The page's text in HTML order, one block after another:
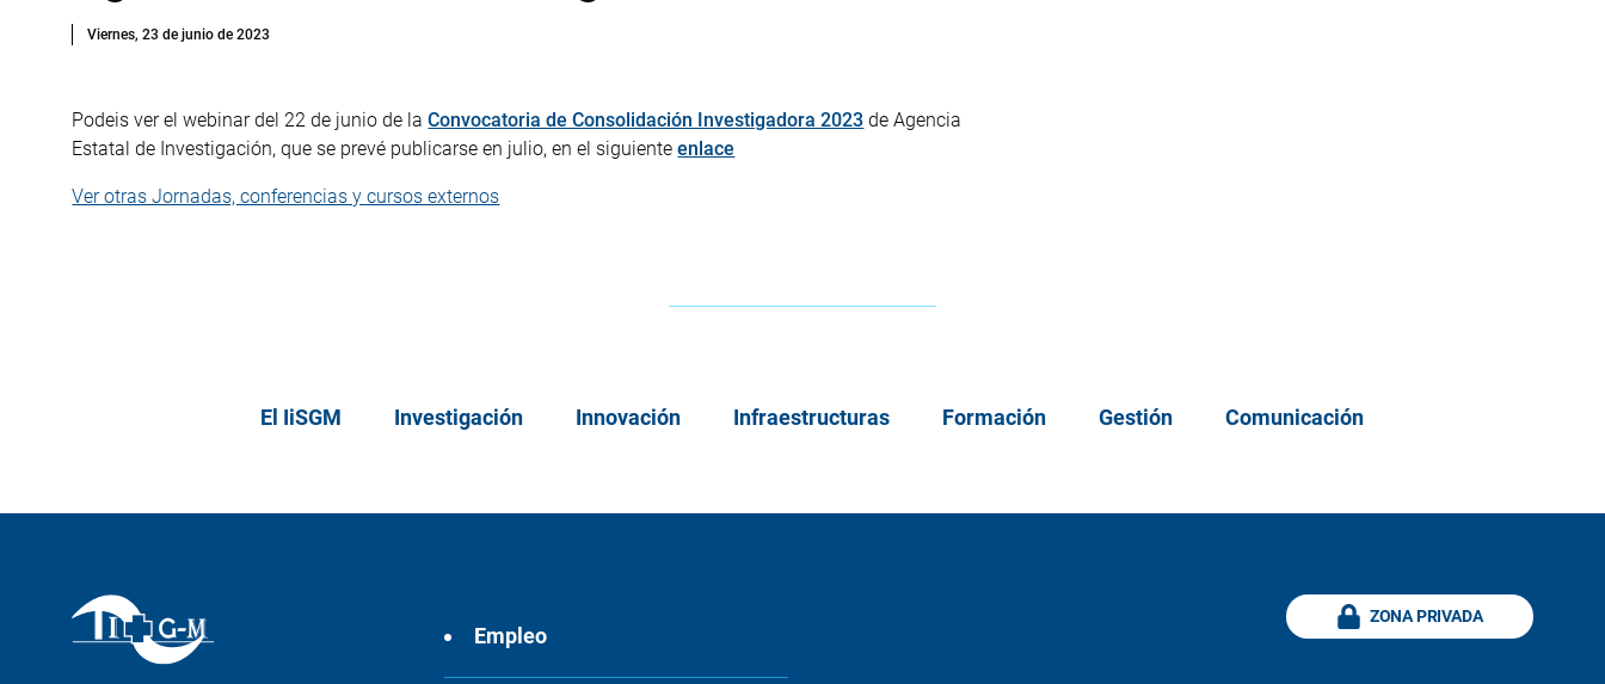
Viernes, 23 de junio de 2023
Podeis ver el webinar del 22 de junio de laConvocatoria de Consolidación Investigadora 2023 de Agencia
Estatal de Investigación, que se prevé publicarse en julio,en el siguienteenlace
Ver otras Jornadas, conferencias y cursos externos
El IiSGM Investigación Innovación Infraestructuras Formación Gestión Comunicación
Empleo
ZONA PRIVADA